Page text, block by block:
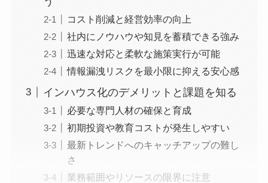
コスト削減と経営効率の向上
社内にノウハウや知見を蓄積できる強み
迅速な対応と柔軟な施策実行が可能
情報漏洩リスクを最小限に抑える安心感
インハウス化のデメリットと課題を知る
必要な専門人材の確保と育成
初期投資や教育コストが発生しやすい
最新トレンドへのキャッチアップの難し
さ
業務範囲やリソースの限界に注意